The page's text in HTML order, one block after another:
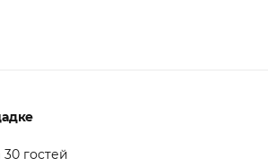
гостей